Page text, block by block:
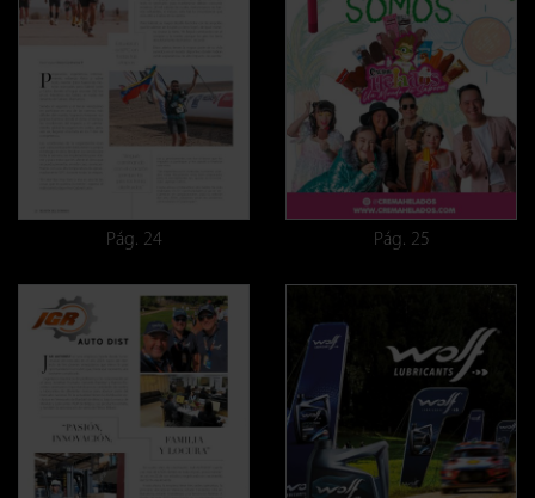
Pág. 24 Pág. 25